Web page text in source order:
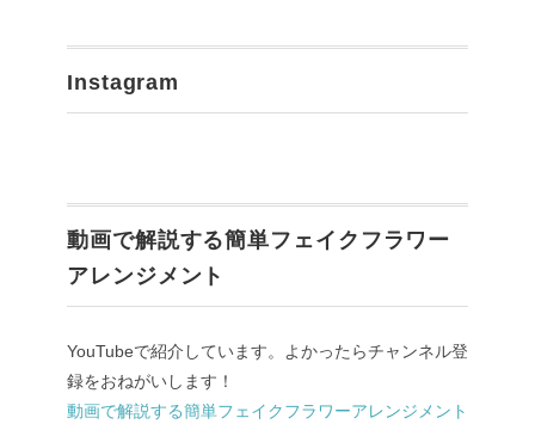
Instagram
動画で解説する簡単フェイクフラワー
アレンジメント
YouTubeで紹介しています。よかったらチャンネル登
録をおねがいします！
動画で解説する簡単フェイクフラワーアレンジメント